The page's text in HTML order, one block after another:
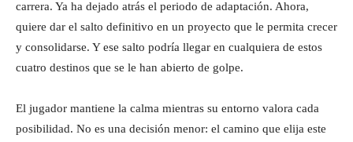
carrera. Ya ha dejado atrás el periodo de adaptación. Ahora,
quiere dar el salto definitivo en un proyecto que le permita crecer
y consolidarse. Y ese salto podría llegar en cualquiera de estos
cuatro destinos que se le han abierto de golpe.
El jugador mantiene la calma mientras su entorno valora cada
posibilidad. No es una decisión menor: el camino que elija este